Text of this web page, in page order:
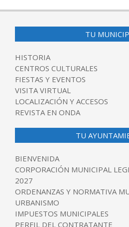
TU
HISTORIA
CENTROS CULTURALES
FIESTAS Y EVENTOS
VISITA VIRTUAL
LOCALIZACIÓN Y ACCESOS
REVISTA EN ONDA
TU
BIENVENIDA
CORPORACIÓN MUNICIPAL
2027
ORDENANZAS Y NORMATIVA
URBANISMO
IMPUESTOS MUNICIPALES
PERFIL DEL CONTRATANTE